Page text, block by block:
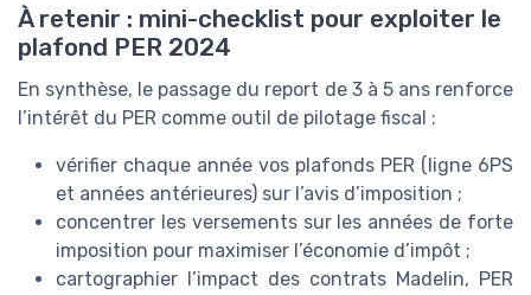
À retenir : mini-checklist pour exploiter le
plafond PER 2024
En synthèse, le passage du report de 3 à 5 ans renforce
l’intérêt du PER comme outil de pilotage fiscal :
vérifier chaque année vos plafonds PER (ligne 6PS
et années antérieures) sur l’avis d’imposition ;
concentrer les versements sur les années de forte
imposition pour maximiser l’économie d’impôt ;
cartographier l’impact des contrats Madelin, PER